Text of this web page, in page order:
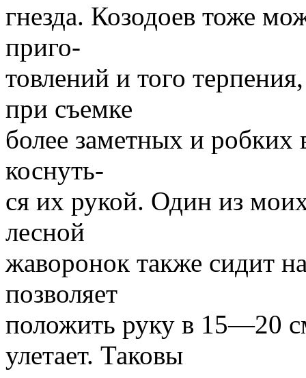
гнезда. Козодоев тоже
приго-
товлений и того
при съемке
более заметных и
коснуть-
ся их рукой. Один из
лесной
жаворонок также сидит
позволяет
положить руку в 15—20
улетает. Таковы